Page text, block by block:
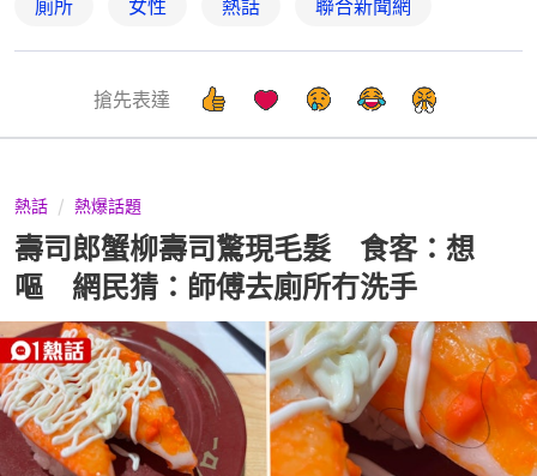
廁所 女性 熱話 聯合新聞網
搶先表達
熱話 熱爆話題
壽司郎蟹柳壽司驚現毛髮 食客：想
嘔 網民猜：師傅去廁所冇洗手